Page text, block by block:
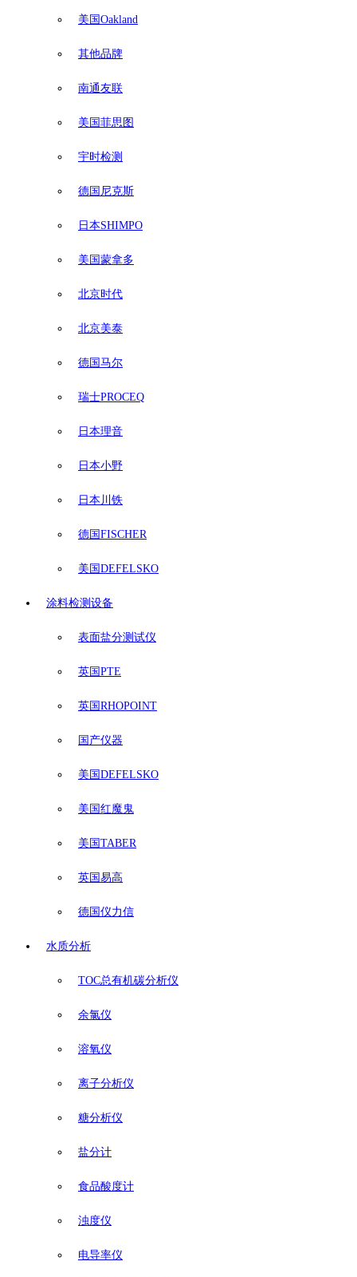
美国Oakland
其他品牌
南通友联
美国菲思图
宇时检测
德国尼克斯
日本SHIMPO
美国蒙拿多
北京时代
北京美泰
德国马尔
瑞士PROCEQ
日本理音
日本小野
日本川铁
德国FISCHER
美国DEFELSKO
涂料检测设备
表面盐分测试仪
英国PTE
英国RHOPOINT
国产仪器
美国DEFELSKO
美国红魔鬼
美国TABER
英国易高
德国仪力信
水质分析
TOC总有机碳分析仪
余氯仪
溶氧仪
离子分析仪
糖分析仪
盐分计
食品酸度计
浊度仪
电导率仪